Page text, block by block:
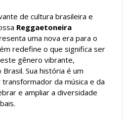
de cultura brasileira e
Reggaetoneira
uma nova era para o
redefine o que significa ser
gênero vibrante,
Sua história é um
da música e da
e ampliar a diversidade